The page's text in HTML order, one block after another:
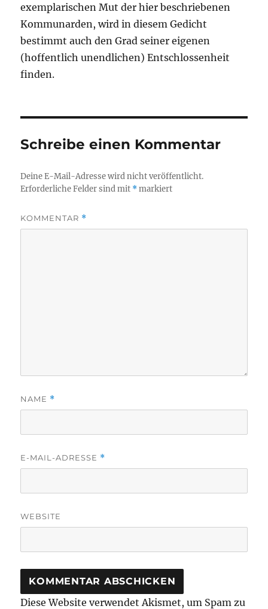
exemplarischen Mut der hier beschriebenen
Kommunarden, wird in diesem Gedicht
bestimmt auch den Grad seiner eigenen
(hoffentlich unendlichen) Entschlossenheit
finden.
Schreibe einen Kommentar
Deine E-Mail-Adresse wird nicht veröffentlicht.
Erforderliche Felder sind mit *markiert
KOMMENTAR *
NAME *
E-MAIL-ADRESSE *
WEBSITE
Diese Website verwendet Akismet, um Spam zu